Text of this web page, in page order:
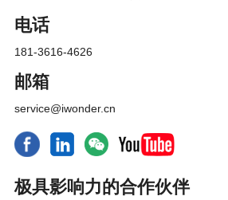
电话
181-3616-4626
邮箱
service@iwonder.cn
极具影响力的合作伙伴